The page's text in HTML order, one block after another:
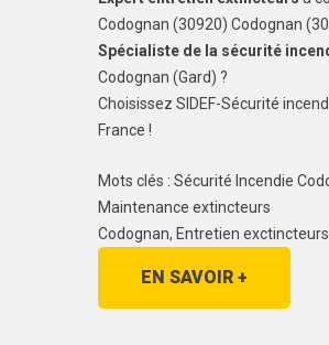
Codognan (30920) Codognan
Spécialiste de la sécurité
Codognan (Gard) ?
Choisissez SIDEF-Sécurité
France !
Mots clés : Sécurité Incendie
Maintenance extincteurs
Codognan, Entretien exctincteurs
EN SAVOIR +